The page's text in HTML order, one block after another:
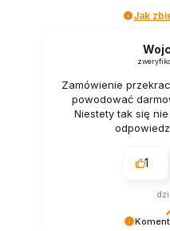
Jak
Zamówienie
powodować
Niestety tak się nie
1